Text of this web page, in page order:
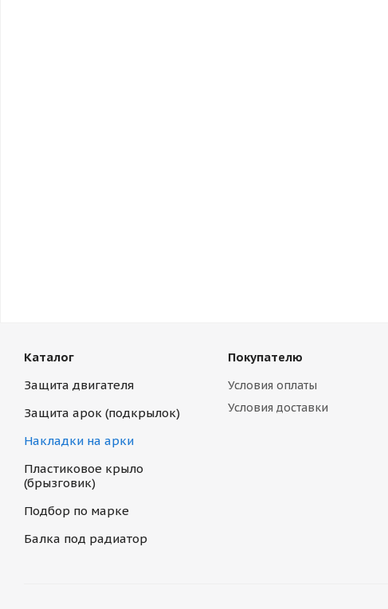
Каталог
Защита двигателя
Защита арок (подкрылок)
Накладки на арки
Пластиковое крыло
(брызговик)
Подбор по марке
Балка под радиатор
Покупателю
Условия оплаты
Условия доставки